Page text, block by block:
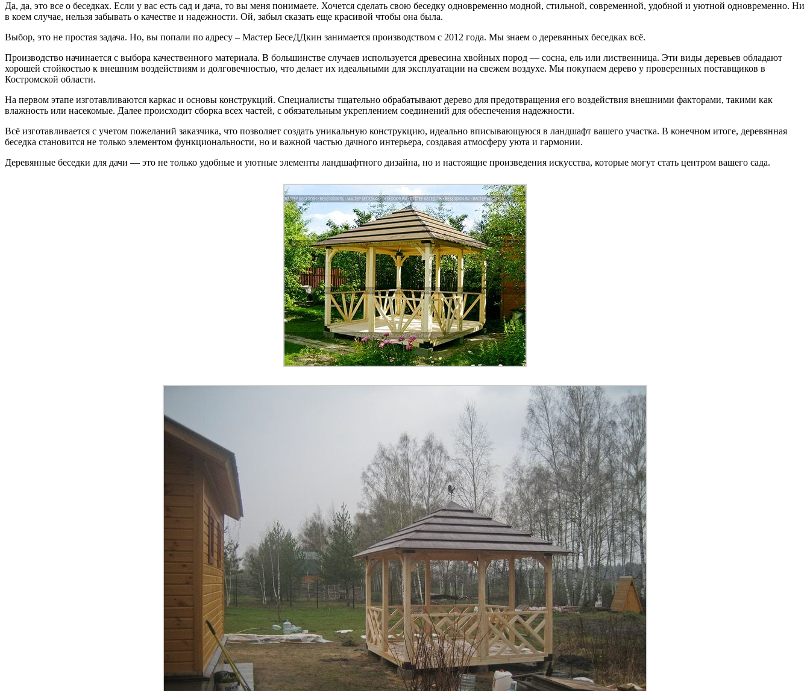
Да, да, это все о беседках. Если у вас есть сад и дача, то вы меня понимаете. Хочется сделать свою беседку одновременно модной, стильной, современной, удобной и уютной одновременно. Ни
в коем случае, нельзя забывать о качестве и надежности. Ой, забыл сказать еще красивой чтобы она была.
Выбор, это не простая задача. Но, вы попали по адресу – Мастер БесеДДкин занимается производством с 2012 года. Мы знаем о деревянных беседках всё.
Производство начинается с выбора качественного материала. В большинстве случаев используется древесина хвойных пород — сосна, ель или лиственница. Эти виды деревьев обладают
хорошей стойкостью к внешним воздействиям и долговечностью, что делает их идеальными для эксплуатации на свежем воздухе. Мы покупаем дерево у проверенных поставщиков в
Костромской области.
На первом этапе изготавливаются каркас и основы конструкций. Специалисты тщательно обрабатывают дерево для предотвращения его воздействия внешними факторами, такими как
влажность или насекомые. Далее происходит сборка всех частей, с обязательным укреплением соединений для обеспечения надежности.
Всё изготавливается с учетом пожеланий заказчика, что позволяет создать уникальную конструкцию, идеально вписывающуюся в ландшафт вашего участка. В конечном итоге, деревянная
беседка становится не только элементом функциональности, но и важной частью дачного интерьера, создавая атмосферу уюта и гармонии.
Деревянные беседки для дачи — это не только удобные и уютные элементы ландшафтного дизайна, но и настоящие произведения искусства, которые могут стать центром вашего сада.